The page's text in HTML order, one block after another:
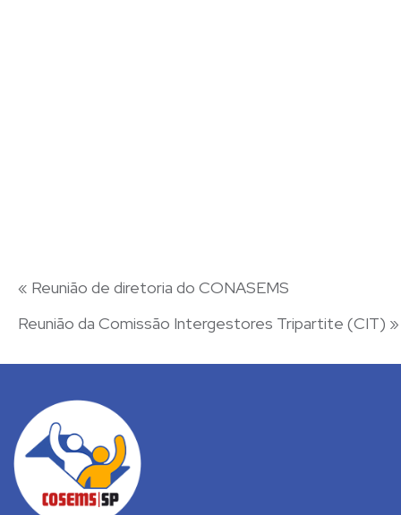
« Reunião de diretoria do CONASEMS
Reunião da Comissão Intergestores Tripartite (CIT) »